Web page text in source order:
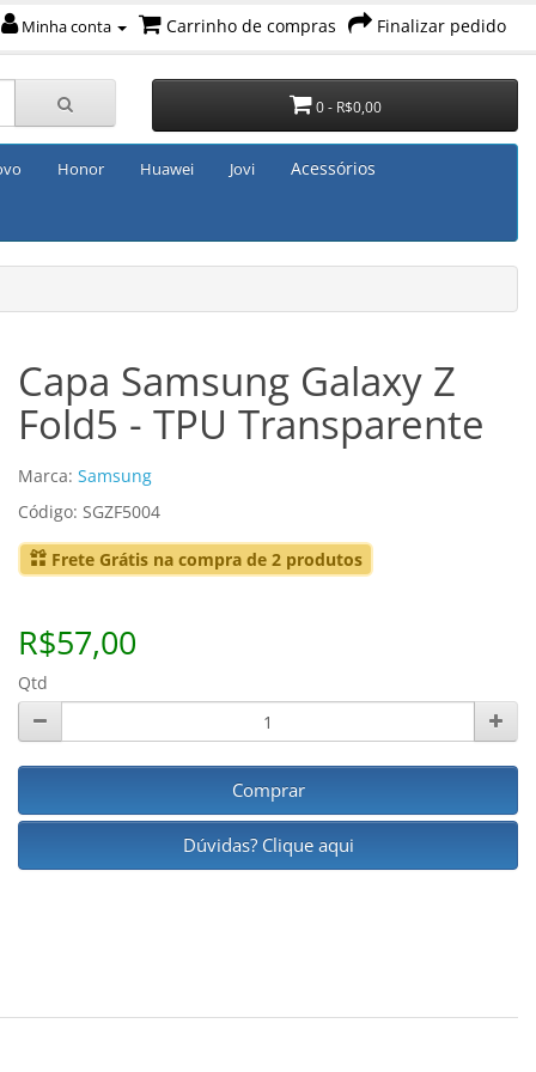
Minha conta Carrinho de compras Finalizar pedido
0 - R$0,00
Honor Huawei Jovi Acessórios
Capa Samsung Galaxy Z
Fold5 - TPU Transparente
Marca: Samsung
Código: SGZF5004
Frete Grátis na compra de 2 produtos
R$57,00
Qtd
Comprar
Dúvidas? Clique aqui